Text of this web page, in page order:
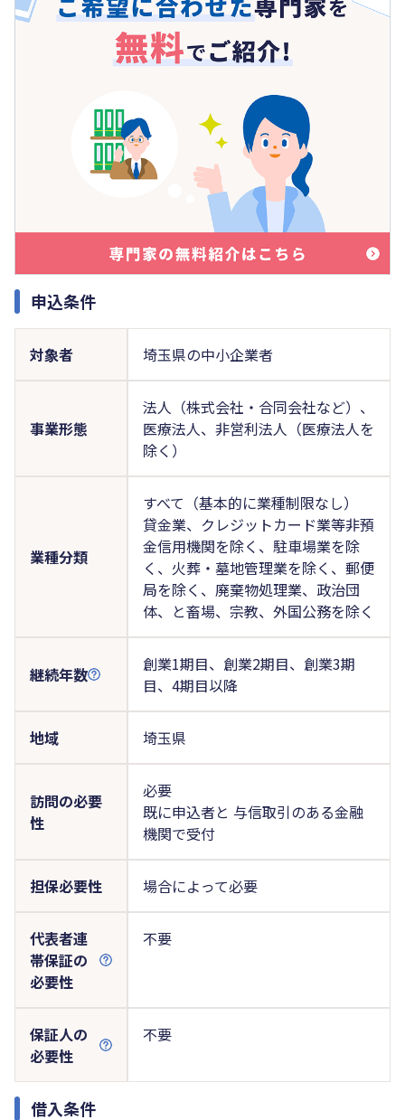
申込条件
対象者 埼玉県の中小企業者
事業形態
法人（株式会社・合同会社など）、
医療法人、非営利法人（医療法人を
除く）
業種分類
すべて（基本的に業種制限なし）
貸金業、クレジットカード業等非預
金信用機関を除く、駐車場業を除
く、火葬・墓地管理業を除く、郵便
局を除く、廃棄物処理業、政治団
体、と畜場、宗教、外国公務を除く
継続年数
創業1期目、創業2期目、創業3期
目、4期目以降
地域 埼玉県
訪問の必要
性
必要
既に申込者と 与信取引のある金融
機関で受付
担保必要性 場合によって必要
代表者連
帯保証の
必要性
不要
保証人の
必要性
不要
借入条件